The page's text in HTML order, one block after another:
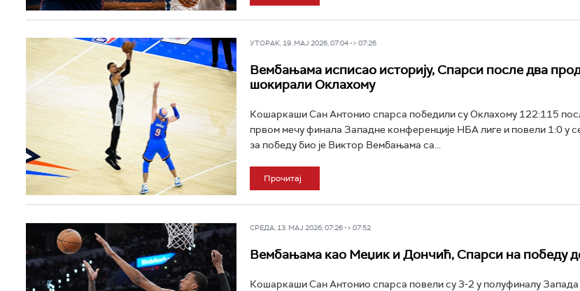
УТОРАК, 19. МАЈ 2026, 07:04 -> 07:26
Вембањама исписао историју, Спарси после два
шокирали Оклахому
Кошаркаши Сан Антонио спарса победили су Оклахому 122:115
првом мечу финала Западне конференције НБА лиге и повели 1:0 у
за победу био је Виктор Вембањама са...
Прочитај
СРЕДА, 13. МАЈ 2026, 07:26 -> 07:52
Вембањама као Меџик и Дончић, Спарси на победу
Кошаркаши Сан Антонио спарса повели су 3-2 у полуфиналу